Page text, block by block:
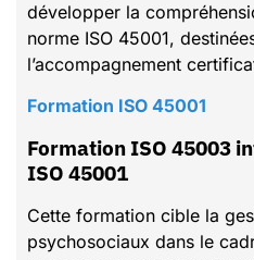
développer la
norme ISO 45001,
l’accompagnement
Formation ISO 45001
Formation ISO 45003 intégrée au système
ISO 45001
Cette formation cible la
psychosociaux dans le